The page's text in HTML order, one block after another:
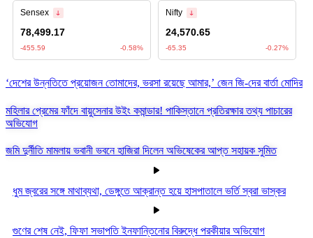
‘দেশের উন্নতিতে প্রয়োজন তোমাদের, ভরসা রয়েছে আমার,’ জেন জি-দের বার্তা মোদির
মহিলার প্রেমের ফাঁদে বায়ুসেনার উইং কমান্ডার! পাকিস্তানে প্রতিরক্ষার তথ্য পাচারের
অভিযোগ
জমি দুর্নীতি মামলায় ভবানী ভবনে হাজিরা দিলেন অভিষেকের আপ্ত সহায়ক সুমিত
ধুম জ্বরের সঙ্গে মাথাব্যথা, ডেঙ্গুতে আক্রান্ত হয়ে হাসপাতালে ভর্তি স্বরা ভাস্কর
গুণের শেষ নেই, ফিফা সভাপতি ইনফান্তিনোর বিরুদ্ধে পরকীয়ার অভিযোগ